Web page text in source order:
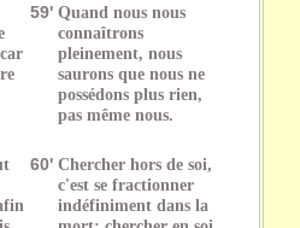
59' Quand nous nous
connaîtrons
pleinement, nous
saurons que nous ne
possédons plus rien,
pas même nous.
60' Chercher hors de soi,
c'est se fractionner
indéfiniment dans la